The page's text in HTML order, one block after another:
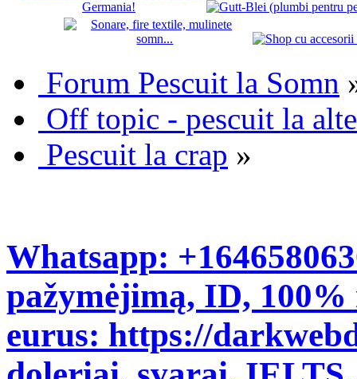
Forum Pescuit la Somn
Off topic - pescuit la
Pescuit la crap »
Whatsapp:
pažymėjimą, ID,
eurus: https://